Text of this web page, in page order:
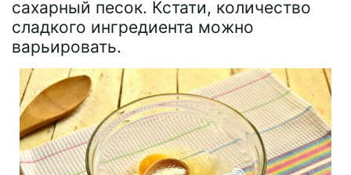
сахарный песок. Кстати, количество
сладкого ингредиента можно
варьировать.